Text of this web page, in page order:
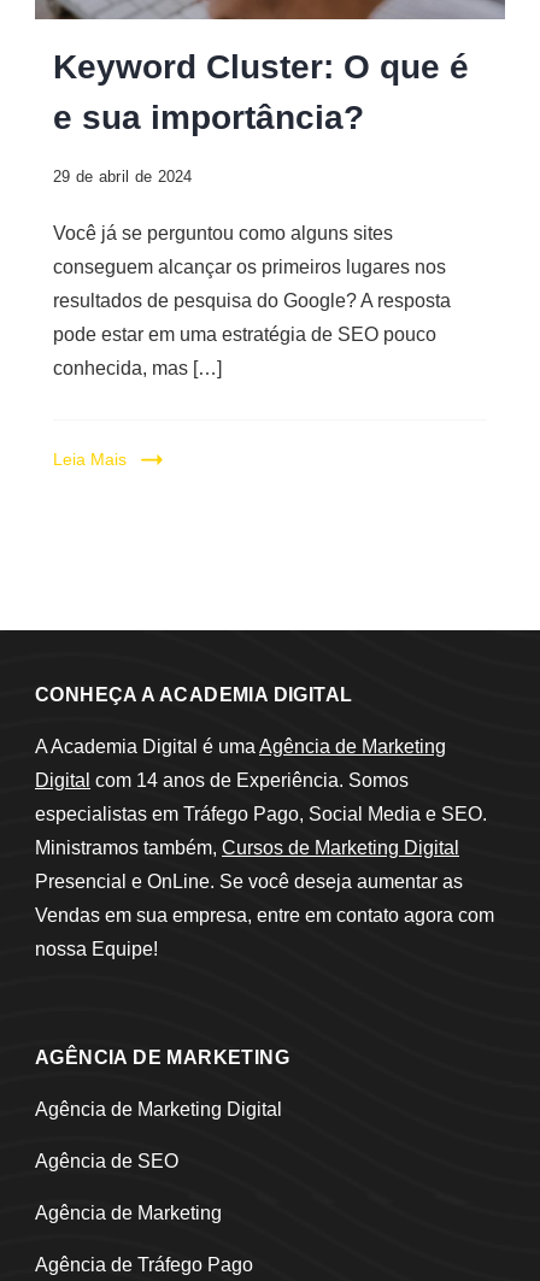
Digital
Cluster
Keyword Cluster: O que é
e sua importância?
29 de abril de 2024
Você já se perguntou como alguns sites
conseguem alcançar os primeiros lugares nos
resultados de pesquisa do Google? A resposta
pode estar em uma estratégia de SEO pouco
conhecida, mas […]
Leia Mais
CONHEÇA A ACADEMIA DIGITAL
A Academia Digital é uma Agência de Marketing
Digital com 14 anos de Experiência. Somos
especialistas em Tráfego Pago, Social Media e SEO.
Ministramos também, Cursos de Marketing Digital
Presencial e OnLine. Se você deseja aumentar as
Vendas em sua empresa, entre em contato agora com
nossa Equipe!
AGÊNCIA DE MARKETING
Agência de Marketing Digital
Agência de SEO
Agência de Marketing
Agência de Tráfego Pago